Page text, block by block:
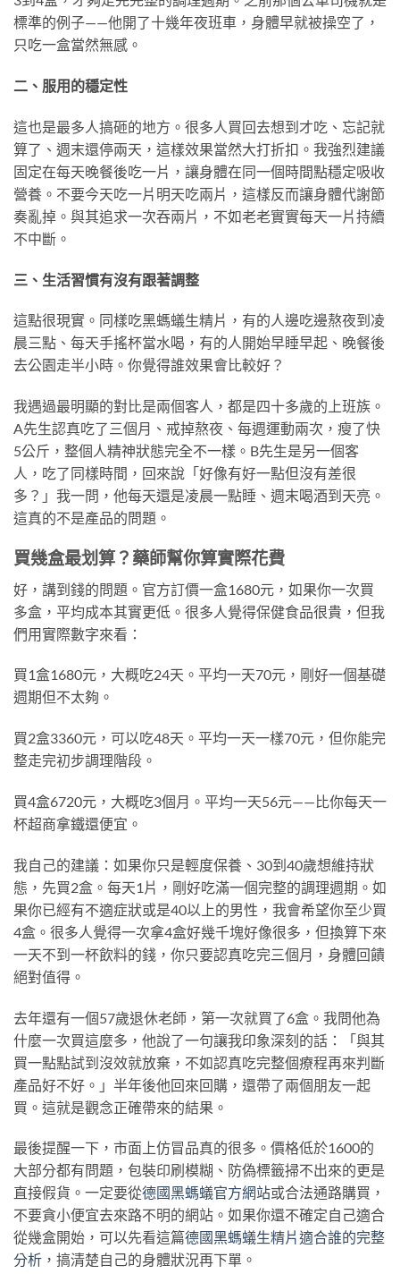
標準的例子——他開了十幾年夜班車，身體早就被操空了，
只吃一盒當然無感。
二、服用的穩定性
這也是最多人搞砸的地方。很多人買回去想到才吃、忘記就
算了、週末還停兩天，這樣效果當然大打折扣。我強烈建議
固定在每天晚餐後吃一片，讓身體在同一個時間點穩定吸收
營養。不要今天吃一片明天吃兩片，這樣反而讓身體代謝節
奏亂掉。與其追求一次吞兩片，不如老老實實每天一片持續
不中斷。
三、生活習慣有沒有跟著調整
這點很現實。同樣吃黑螞蟻生精片，有的人邊吃邊熬夜到凌
晨三點、每天手搖杯當水喝，有的人開始早睡早起、晚餐後
去公園走半小時。你覺得誰效果會比較好？
我遇過最明顯的對比是兩個客人，都是四十多歲的上班族。
A先生認真吃了三個月、戒掉熬夜、每週運動兩次，瘦了快
5公斤，整個人精神狀態完全不一樣。B先生是另一個客
人，吃了同樣時間，回來說「好像有好一點但沒有差很
多？」我一問，他每天還是凌晨一點睡、週末喝酒到天亮。
這真的不是產品的問題。
買幾盒最划算？藥師幫你算實際花費
好，講到錢的問題。官方訂價一盒1680元，如果你一次買
多盒，平均成本其實更低。很多人覺得保健食品很貴，但我
們用實際數字來看：
買1盒1680元，大概吃24天。平均一天70元，剛好一個基礎
週期但不太夠。
買2盒3360元，可以吃48天。平均一天一樣70元，但你能完
整走完初步調理階段。
買4盒6720元，大概吃3個月。平均一天56元——比你每天一
杯超商拿鐵還便宜。
我自己的建議：如果你只是輕度保養、30到40歲想維持狀
態，先買2盒。每天1片，剛好吃滿一個完整的調理週期。如
果你已經有不適症狀或是40以上的男性，我會希望你至少買
4盒。很多人覺得一次拿4盒好幾千塊好像很多，但換算下來
一天不到一杯飲料的錢，你只要認真吃完三個月，身體回饋
絕對值得。
去年還有一個57歲退休老師，第一次就買了6盒。我問他為
什麼一次買這麼多，他說了一句讓我印象深刻的話：「與其
買一點點試到沒效就放棄，不如認真吃完整個療程再來判斷
產品好不好。」半年後他回來回購，還帶了兩個朋友一起
買。這就是觀念正確帶來的結果。
最後提醒一下，市面上仿冒品真的很多。價格低於1600的
大部分都有問題，包裝印刷模糊、防偽標籤掃不出來的更是
直接假貨。一定要從德國黑螞蟻官方網站或合法通路購買，
不要貪小便宜去來路不明的網站。如果你還不確定自己適合
從幾盒開始，可以先看這篇德國黑螞蟻生精片適合誰的完整
分析 ，搞清楚自己的身體狀況再下單。